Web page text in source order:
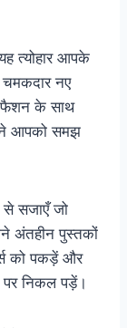
त्योहार आपके
नए
फैशन के साथ
ने आपको समझ
सजाएँ जो
अंतहीन पुस्तकों
को पकड़ें और
पर निकल पड़ें।